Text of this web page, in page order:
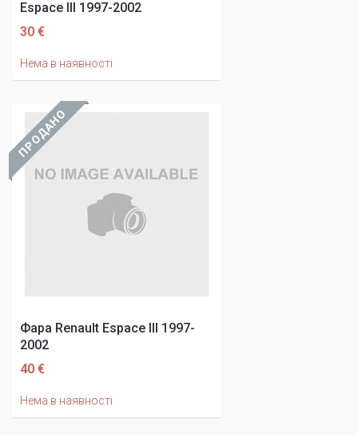
Espace III 1997-2002
30 €
Нема в наявності
ПРОДАНО
Фара Renault Espace III 1997-
2002
40 €
Нема в наявності